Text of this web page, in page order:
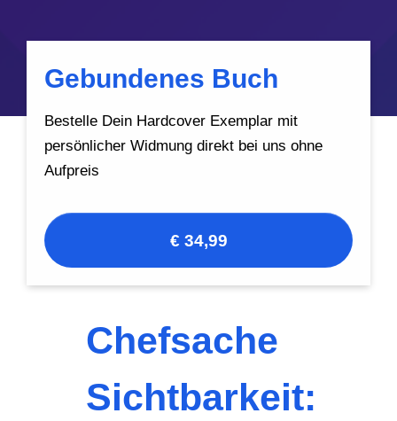
Gebundenes Buch
Bestelle Dein Hardcover Exemplar mit
persönlicher Widmung direkt bei uns ohne
Aufpreis
€ 34,99
Chefsache
Sichtbarkeit: